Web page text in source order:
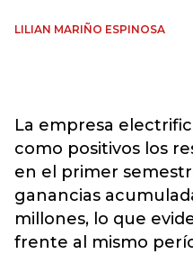
LILIAN MARIÑO ESPINOSA
La empresa
como positivos los
en el primer
ganancias
millones, lo que
frente al mismo